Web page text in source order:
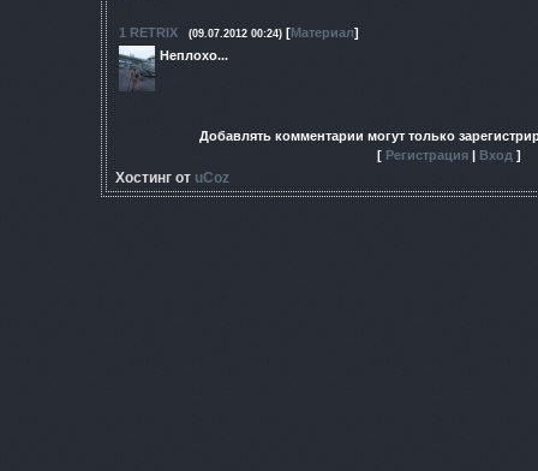
1 RETRIX (09.07.2012 00:24) [Материал]
Неплохо...
Добавлять комментарии могут только
[ Регистрация Вход ]
Хостинг от uCoz